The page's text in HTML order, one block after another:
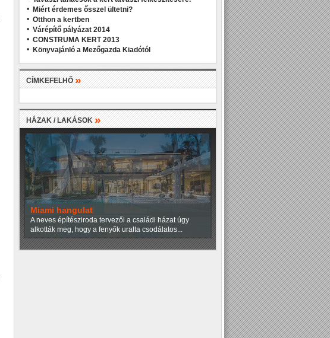
Miért érdemes ősszel ültetni?
Otthon a kertben
Várépítő pályázat 2014
CONSTRUMA KERT 2013
Könyvajánló a Mezőgazda Kiadótól
CÍMKEFELHŐ»
HÁZAK / LAKÁSOK »
Miami hangulat
A neves építésziroda tervezői a családi házat úgy
alkották meg, hogy a fenyők uralta csodálatos...